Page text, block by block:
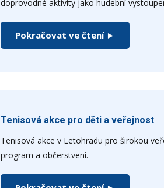
doprovodné aktivity jako hudební
Pokračovat ve čtení ►
Tenisová akce pro děti a veřejnost
Tenisová akce v Letohradu pro širokou
program a občerstvení.